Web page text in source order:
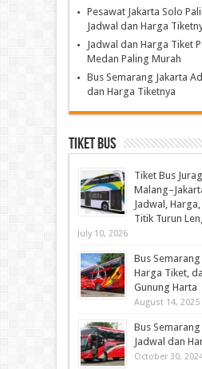
Pesawat Jakarta Solo
Jadwal dan Harga
Jadwal dan Harga Tiket
Medan Paling Murah
Bus Semarang Jakarta
dan Harga Tiketnya
Tiket Bus
Tiket Bus
Jadwal,
Titik Turun
July 10, 2026
Bus
Harga Tiket,
Gunung Harta
August 14, 2025
Bus
Jadwal dan
October 30,